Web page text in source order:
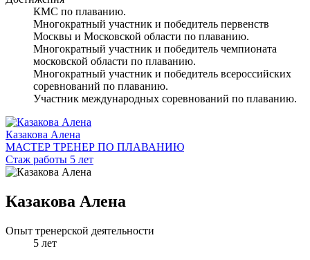
КМС по плаванию.
Многократный участник и победитель первенств
Москвы и Московской области по плаванию.
Многократный участник и победитель чемпионата
московской области по плаванию.
Многократный участник и победитель всероссийских
соревнований по плаванию.
Участник международных соревнований по плаванию.
Казакова Алена
МАСТЕР ТРЕНЕР ПО ПЛАВАНИЮ
Стаж работы 5 лет
Казакова Алена
Опыт тренерской деятельности
5 лет